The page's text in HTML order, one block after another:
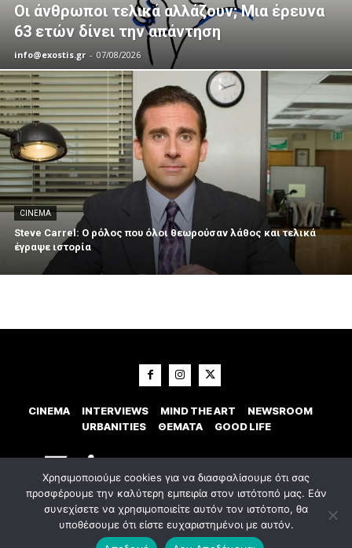
Οι άνθρωποι τελικά αλλάζουν; Μια έρευνα
63 ετών δίνει την απάντηση
info@exostis.gr - 07/08/2026
CINEMA
Steve Carrel: Ο ρόλος που όλοι θεωρούσαν λάθος και τελικά
έγραψε ιστορία
CINEMA INTERVIEWS MIND THE ART
NEWSROOM
URBANITIES
ΘΕΜΑΤΑ GOOD LIFE
© 2023 Εxostispress - All right reserved. Κατασκευή Ιστοσελίδας
digital agency
Χρησιμοποιούμε cookies για να διασφαλίσουμε ότι σας
προσφέρουμε την καλύτερη εμπειρία στον ιστότοπό μας. Εάν
συνεχίσετε να χρησιμοποιείτε αυτόν τον ιστότοπο, θα
υποθέσουμε ότι είστε ευχαριστημένοι με αυτόν.